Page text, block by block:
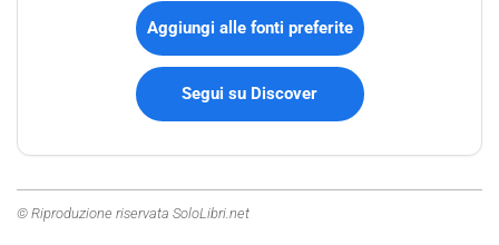
Aggiungi alle fonti preferite
Segui su Discover
© Riproduzione riservata SoloLibri.net